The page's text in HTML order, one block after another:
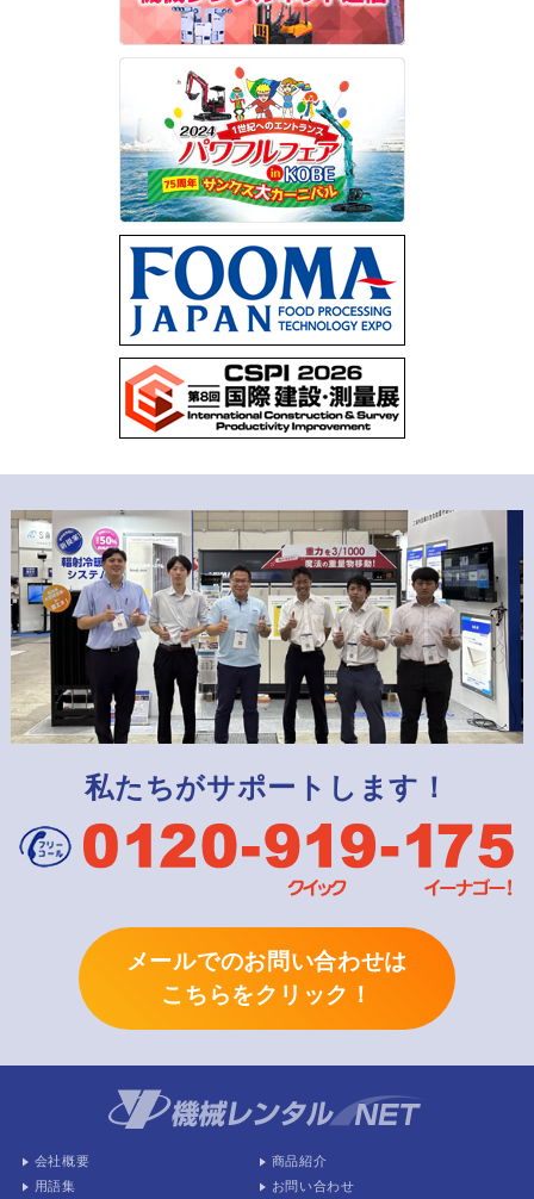
私たちがサポートします！
メールでのお問い合わせは
こちらをクリック！
会社概要
商品紹介
用語集
お問い合わせ